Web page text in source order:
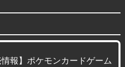
情報】ポケモンカードゲーム